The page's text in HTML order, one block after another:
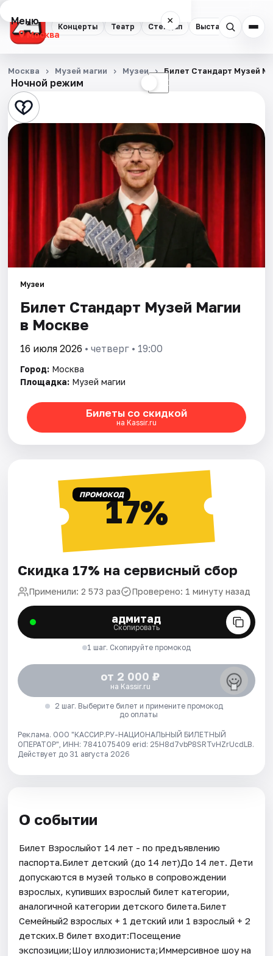
Концерты Театр Стендап Выставки
Меню ×
Москва
Концерты
Театр
Стендап
Выставки
События
Города
Площадки
Рейтинги
Ночной режим ☾
Москва Музей магии Музеи Билет Стандарт Музей
Музеи
Билет Стандарт Музей Магии
в Москве
16 июля 2026 • четверг • 19:00
Город: Москва
Площадка: Музей магии
Билеты со скидкой
на Kassir.ru
ПРОМОКОД17%
Скидка 17% на сервисный сбор
Применили: 2 573 раз Проверено: 1 минуту назад
адмитад
Скопировать
1 шаг. Скопируйте промокод
от 2 000 ₽
на Kassir.ru
2 шаг. Выберите билет и примените промокод
до оплаты
Реклама. ООО "КАССИР.РУ-НАЦИОНАЛЬНЫЙ БИЛЕТНЫЙ
ОПЕРАТОР", ИНН: 7841075409 erid: 25H8d7vbP8SRTvHZrUcdLB.
Действует до 31 августа 2026
О событии
Билет Взрослыйот 14 лет - по предъявлению
паспорта.Билет детский (до 14 лет)До 14 лет. Дети
допускаются в музей только в сопровождении
взрослых, купивших взрослый билет категории,
аналогичной категории детского билета.Билет
Семейный2 взрослых + 1 детский или 1 взрослый + 2
детских.В билет входит:Посещение
экспозиции;Шоу иллюзиониста;Иммерсивное шоу на